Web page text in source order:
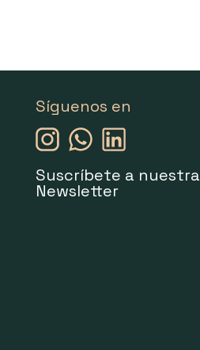
Síguenos en
Suscríbete a nuestra
Newsletter